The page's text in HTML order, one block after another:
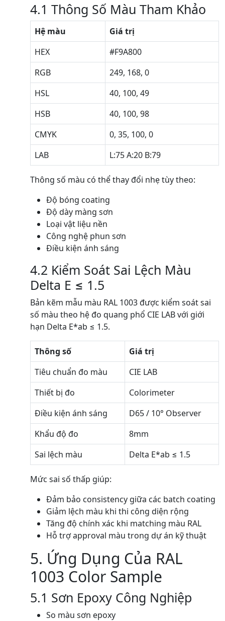
4.1 Thông Số Màu Tham Khảo
Hệ màu
Giá trị
HEX
#F9A800
RGB
249, 168, 0
HSL
40, 100, 49
HSB
40, 100, 98
CMYK
0, 35, 100, 0
LAB
L:75 A:20 B:79
Thông số màu có thể thay đổi nhẹ tùy theo:
Độ bóng coating
Độ dày màng sơn
Loại vật liệu nền
Công nghệ phun sơn
Điều kiện ánh sáng
4.2 Kiểm Soát Sai Lệch Màu
Delta E ≤ 1.5
Bản kẽm mẫu màu RAL 1003 được kiểm soát sai
số màu theo hệ đo quang phổ CIE LAB với giới
hạn Delta E*ab ≤ 1.5.
Thông số
Giá trị
Tiêu chuẩn đo màu
CIE LAB
Thiết bị đo
Colorimeter
Điều kiện ánh sáng
D65 / 10° Observer
Khẩu độ đo
8mm
Sai lệch màu
Delta E*ab ≤ 1.5
Mức sai số thấp giúp:
Đảm bảo consistency giữa các batch coating
Giảm lệch màu khi thi công diện rộng
Tăng độ chính xác khi matching màu RAL
Hỗ trợ approval màu trong dự án kỹ thuật
5. Ứng Dụng Của RAL
1003 Color Sample
5.1 Sơn Epoxy Công Nghiệp
So màu sơn epoxy